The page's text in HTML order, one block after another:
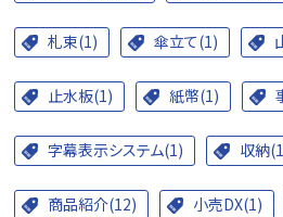
札束(1) 傘立て(1)
止水板(1) 紙幣(1)
字幕表示システム(1) 収納
商品紹介(12) 小売DX(1)